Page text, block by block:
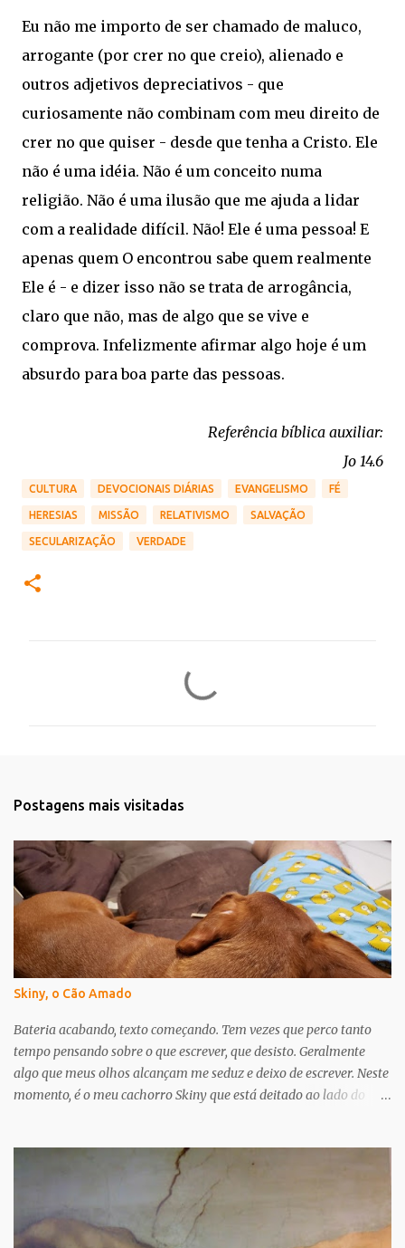
Eu não me importo de ser chamado de maluco,
arrogante (por crer no que creio), alienado e
outros adjetivos depreciativos - que
curiosamente não combinam com meu direito de
crer no que quiser - desde que tenha a Cristo. Ele
não é uma idéia. Não é um conceito numa
religião. Não é uma ilusão que me ajuda a lidar
com a realidade difícil. Não! Ele é uma pessoa! E
apenas quem O encontrou sabe quem realmente
Ele é - e dizer isso não se trata de arrogância,
claro que não, mas de algo que se vive e
comprova. Infelizmente afirmar algo hoje é um
absurdo para boa parte das pessoas.
Referência bíblica auxiliar:
Jo 14.6
CULTURA DEVOCIONAIS DIÁRIAS EVANGELISMO FÉ
HERESIAS MISSÃO RELATIVISMO SALVAÇÃO
SECULARIZAÇÃO VERDADE
r
i
o
s
Postagens mais visitadas
Skiny, o Cão Amado
Bateria acabando, texto começando. Tem vezes que perco tanto
tempo pensando sobre o que escrever, que desisto. Geralmente
algo que meus olhos alcançam me seduz e deixo de escrever. Neste
momento, é o meu cachorro Skiny que está deitado ao lado do
um probleminha no coração. Mais especificamente um sopro de
nível 5 - num máximo de 6. Desde então meus pensamentos estão
nele, que é meu companheiro de todos os dias há mais de 10 anos.
Ele terá que tomar remédios para tratar isso enquanto viver. Não